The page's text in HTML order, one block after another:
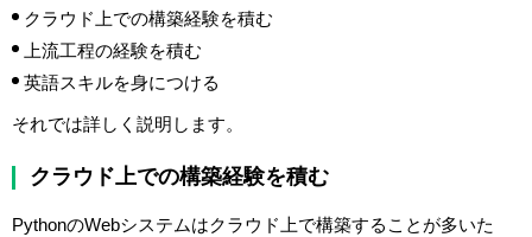
クラウド上での構築経験を積む
上流工程の経験を積む
英語スキルを身につける
それでは詳しく説明します。
クラウド上での構築経験を積む
PythonのWebシステムはクラウド上で構築することが多いた